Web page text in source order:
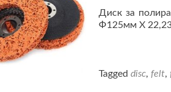
Диск за
Ф125мм Х
Tagged disc, felt,